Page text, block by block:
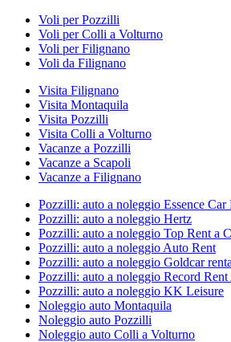
Voli per Pozzilli
Voli per Colli a Volturno
Voli per Filignano
Voli da Filignano
Visita Filignano
Visita Montaquila
Visita Pozzilli
Visita Colli a Volturno
Vacanze a Pozzilli
Vacanze a Scapoli
Vacanze a Filignano
Pozzilli: auto a noleggio Essence Car
Pozzilli: auto a noleggio Hertz
Pozzilli: auto a noleggio Top Rent a
Pozzilli: auto a noleggio Auto Rent
Pozzilli: auto a noleggio Goldcar
Pozzilli: auto a noleggio Record Rent
Pozzilli: auto a noleggio KK Leisure
Noleggio auto Montaquila
Noleggio auto Pozzilli
Noleggio auto Colli a Volturno